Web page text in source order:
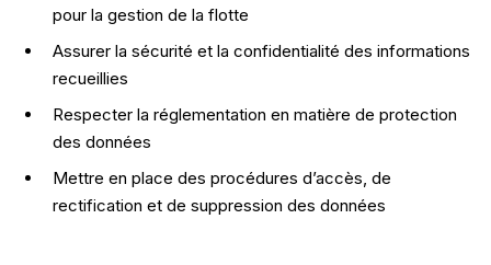
pour la gestion de la flotte
Assurer la sécurité et la confidentialité des informations
recueillies
Respecter la réglementation en matière de protection
des données
Mettre en place des procédures d’accès, de
rectification et de suppression des données